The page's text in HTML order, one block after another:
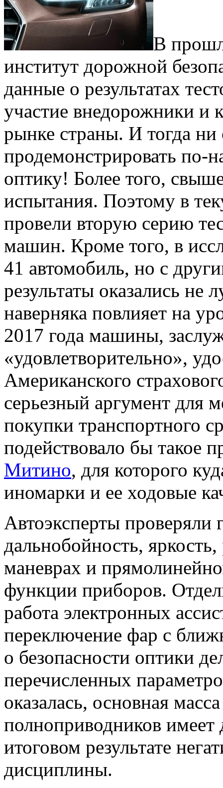
В
институт дорожной
данные о результатах
участие внедорожники и
рынке страны. И тогда ни
продемонстрировать по-
оптику! Более того,
испытания. Поэтому в
провели вторую серию
машин. Кроме того, в
41 автомобиль, но с
результаты оказались
наверняка повлияет на
2017 года машины,
«удовлетворительно»,
Американского
серьезный аргумент для
покупки транспортного
подействовало бы такое
Митино, для которого
иномарки и ее ходовые
Автоэксперты проверяли
дальнобойность,
маневрах и
функции приборов.
работа электронных
переключение фар с
о безопасности оптики
перечисленных
оказалась, основная
полноприводников имеет
итоговом результате
дисциплины.